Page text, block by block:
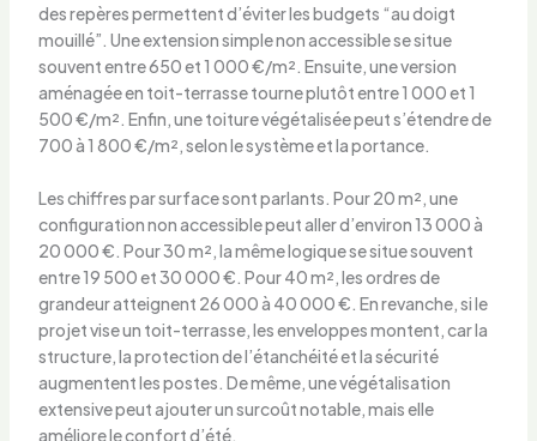
des repères permettent d’éviter les budgets “au doigt
mouillé”. Une extension simple non accessible se situe
souvent entre 650 et 1 000 €/m². Ensuite, une version
aménagée en toit-terrasse tourne plutôt entre 1 000 et 1
500 €/m². Enfin, une toiture végétalisée peut s’étendre de
700 à 1 800 €/m², selon le système et la portance.
Les chiffres par surface sont parlants. Pour 20 m², une
configuration non accessible peut aller d’environ 13 000 à
20 000 €. Pour 30 m², la même logique se situe souvent
entre 19 500 et 30 000 €. Pour 40 m², les ordres de
grandeur atteignent 26 000 à 40 000 €. En revanche, si le
projet vise un toit-terrasse, les enveloppes montent, car la
structure, la protection de l’étanchéité et la sécurité
augmentent les postes. De même, une végétalisation
extensive peut ajouter un surcoût notable, mais elle
améliore le confort d’été.